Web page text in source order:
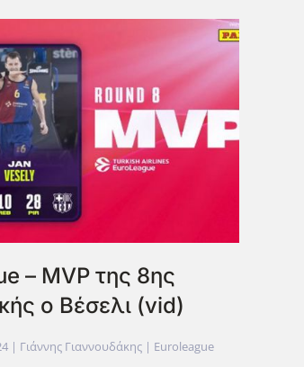
– MVP της 8ης
ο Βέσελι (vid)
| Γιάννης Γιαννουδάκης | Euroleague